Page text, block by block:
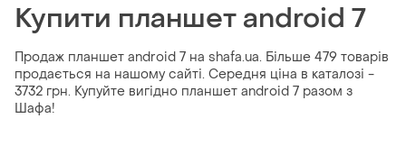
Купити планшет android 7
Продаж планшет android 7 на shafa.ua. Більше 479 товарів
продається на нашому сайті. Середня ціна в каталозі -
3732 грн. Купуйте вигідно планшет android 7 разом з
Шафа!